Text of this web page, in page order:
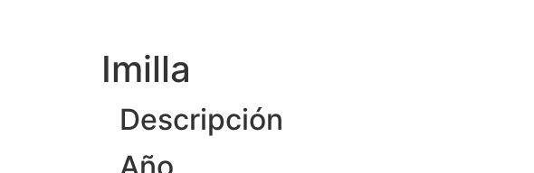
Imilla
Descripción